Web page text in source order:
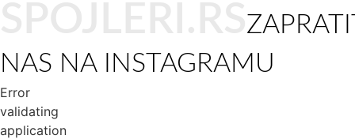
NAS NA INSTAGRAMU
Error
validating
application